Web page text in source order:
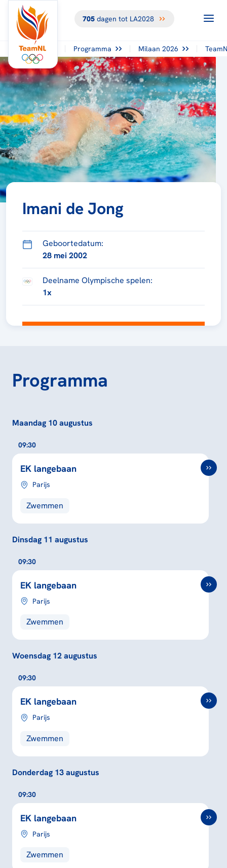
705dagen tot LA2028
Programma Milaan 2026
Imani de Jong
Geboortedatum:
28 mei 2002
Deelname Olympische spelen:
1x
Programma
Maandag 10 augustus
09:30
EK langebaan
Parijs
Zwemmen
Dinsdag 11 augustus
09:30
EK langebaan
Parijs
Zwemmen
Woensdag 12 augustus
09:30
EK langebaan
Parijs
Zwemmen
Donderdag 13 augustus
09:30
EK langebaan
Parijs
Zwemmen